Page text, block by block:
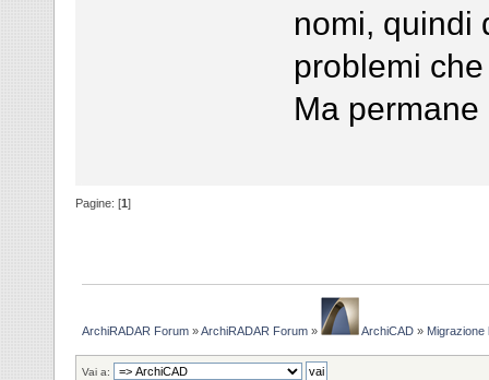
nomi, quindi
problemi
Ma
Pagine: [1]
ArchiRADAR Forum »ArchiRADAR Forum » ArchiCAD » Migrazione
Vai a: